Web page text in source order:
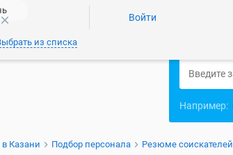
close
из списка
Войти
Например:
в Казани Подбор персонала Резюме соискателей